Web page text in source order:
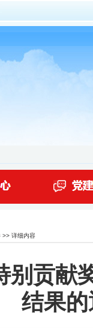
>> 详细内容
别贡献
结果